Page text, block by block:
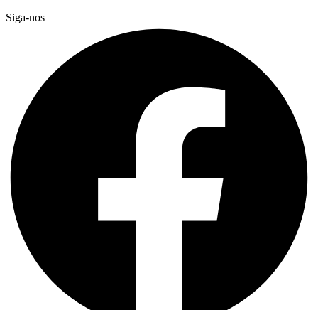
Siga-nos